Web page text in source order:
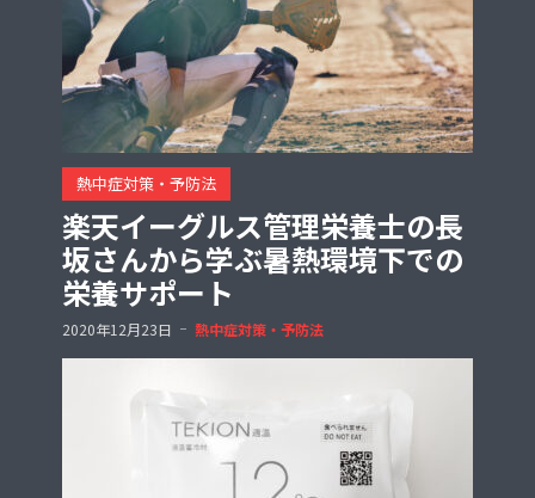
熱中症対策・予防法
楽天イーグルス管理栄養士の長
坂さんから学ぶ暑熱環境下での
栄養サポート
2020年12月23日 熱中症対策・予防法